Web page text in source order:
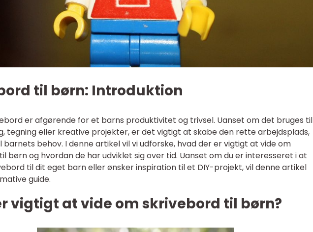
til børn: Introduktion
er afgørende for et barns produktivitet og trivsel. Uanset om det bruges til
tegning eller kreative projekter, er det vigtigt at skabe den rette arbejdsplads,
barnets behov. I denne artikel vil vi udforske, hvad der er vigtigt at vide om
børn og hvordan de har udviklet sig over tid. Uanset om du er interesseret i at
til dit eget barn eller ønsker inspiration til et DIY-projekt, vil denne artikel
guide.
vigtigt at vide om skrivebord til børn?